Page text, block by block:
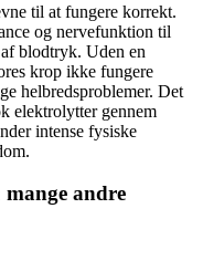
til at fungere korrekt.
og nervefunktion til
blodtryk. Uden en
krop ikke fungere
helbredsproblemer. Det
elektrolytter gennem
intense fysiske
andre